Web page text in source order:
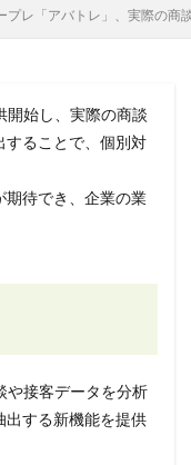
プレ「アバトレ」、実際の商
開始し、実際の商談
することで、個別対
期待でき、企業の業
や接客データを分析
出する新機能を提供